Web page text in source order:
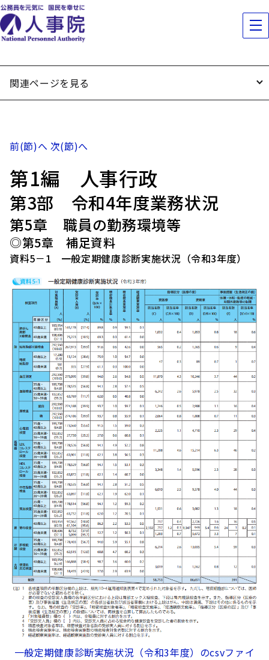
関連ページを見る
前(節)へ 次(節)へ
第1編 人事行政
第3部 令和4年度業務状況
第5章 職員の勤務環境等
◎第5章 補足資料
資料5－1 一般定期健康診断実施状況（令和3年度）
一般定期健康診断実施状況（令和3年度）のcsvファイ